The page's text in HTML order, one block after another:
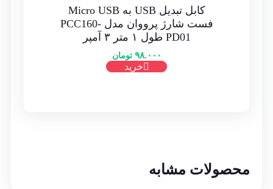
کابل تبدیل USB به Micro USB
فست شارژ پرووان مدل PCC160-
PD01 طول ۱ متر ۳ آمپر
۹۸.۰۰۰ تومان
خرید
محصولات مشابه